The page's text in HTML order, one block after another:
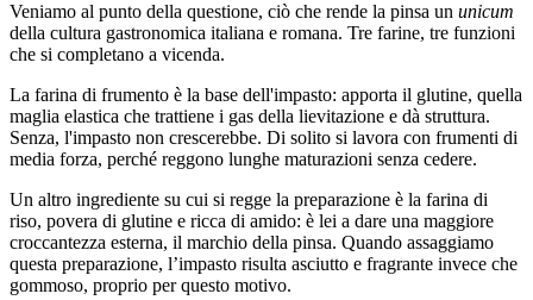
Veniamo al punto della questione, ciò che rende la pinsa un unicum
della cultura gastronomica italiana e romana. Tre farine, tre funzioni
che si completano a vicenda.
La farina di frumento è la base dell'impasto: apporta il glutine, quella
maglia elastica che trattiene i gas della lievitazione e dà struttura.
Senza, l'impasto non crescerebbe. Di solito si lavora con frumenti di
media forza, perché reggono lunghe maturazioni senza cedere.
Un altro ingrediente su cui si regge la preparazione è la farina di
riso, povera di glutine e ricca di amido: è lei a dare una maggiore
croccantezza esterna, il marchio della pinsa. Quando assaggiamo
questa preparazione, l’impasto risulta asciutto e fragrante invece che
gommoso, proprio per questo motivo.